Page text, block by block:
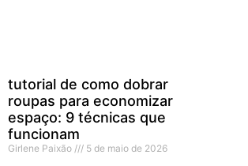
tutorial de como dobrar
roupas para economizar
espaço: 9 técnicas que
funcionam
Girlene Paixão 5 de maio de 2026